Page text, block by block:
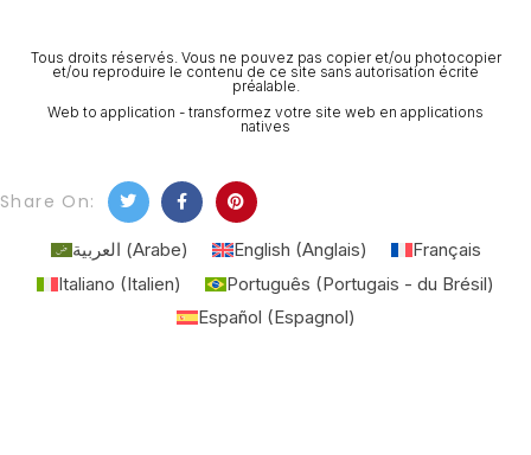
Tous droits réservés. Vous ne pouvez pas copier et/ou photocopier
et/ou reproduire le contenu de ce site sans autorisation écrite
préalable.
Web to application - transformez votre site web en applications
natives
Share On:
العربية (Arabe) English (Anglais)
Français
Italiano (Italien) Português (Portugais - du Brésil)
Español (Espagnol)